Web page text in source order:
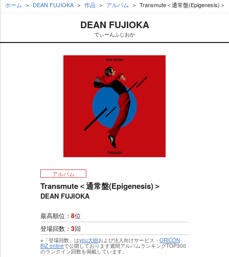
ホーム DEAN FUJIOKA 作品 アルバム Transmute＜通常盤(Epigenesis)＞
DEAN FUJIOKA
でぃーんふじおか
アルバム
Transmute＜通常盤(Epigenesis)＞
DEAN FUJIOKA
最高順位： 8位
登場回数： 3回
※「登場回数」はyou大樹および法人向けサービス・ ORICON
BiZ onlineで公開しております週間アルバムランキングTOP300
のランクイン回数を掲載しています。